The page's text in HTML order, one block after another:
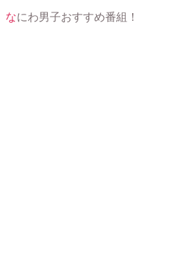
なにわ男子おすすめ番組！